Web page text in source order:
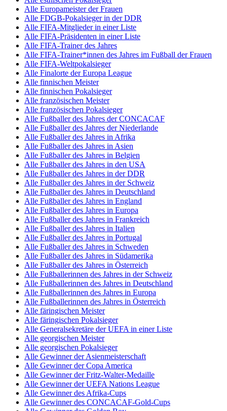
Alle Europameister der Frauen
Alle FDGB-Pokalsieger in der DDR
Alle FIFA-Mitglieder in einer Liste
Alle FIFA-Präsidenten in einer Liste
Alle FIFA-Trainer des Jahres
Alle FIFA-Trainer*innen des Jahres im Fußball der Frauen
Alle FIFA-Weltpokalsieger
Alle Finalorte der Europa League
Alle finnischen Meister
Alle finnischen Pokalsieger
Alle französischen Meister
Alle französischen Pokalsieger
Alle Fußballer des Jahres der CONCACAF
Alle Fußballer des Jahres der Niederlande
Alle Fußballer des Jahres in Afrika
Alle Fußballer des Jahres in Asien
Alle Fußballer des Jahres in Belgien
Alle Fußballer des Jahres in den USA
Alle Fußballer des Jahres in der DDR
Alle Fußballer des Jahres in der Schweiz
Alle Fußballer des Jahres in Deutschland
Alle Fußballer des Jahres in England
Alle Fußballer des Jahres in Europa
Alle Fußballer des Jahres in Frankreich
Alle Fußballer des Jahres in Italien
Alle Fußballer des Jahres in Portugal
Alle Fußballer des Jahres in Schweden
Alle Fußballer des Jahres in Südamerika
Alle Fußballer des Jahres in Österreich
Alle Fußballerinnen des Jahres in der Schweiz
Alle Fußballerinnen des Jahres in Deutschland
Alle Fußballerinnen des Jahres in Europa
Alle Fußballerinnen des Jahres in Österreich
Alle färingischen Meister
Alle färingischen Pokalsieger
Alle Generalsekretäre der UEFA in einer Liste
Alle georgischen Meister
Alle georgischen Pokalsieger
Alle Gewinner der Asienmeisterschaft
Alle Gewinner der Copa America
Alle Gewinner der Fritz-Walter-Medaille
Alle Gewinner der UEFA Nations League
Alle Gewinner des Afrika-Cups
Alle Gewinner des CONCACAF-Gold-Cups